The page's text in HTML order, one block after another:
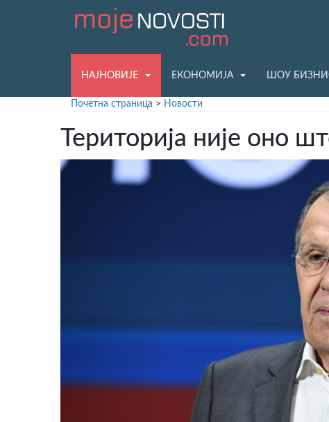
НАЈНОВИЈЕ ЕКОНОМИЈА ШОУ
Почетна страница > Новости
Територија није оно